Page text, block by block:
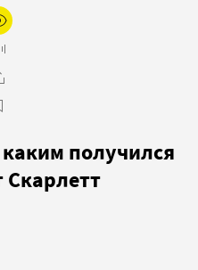
получился
Скарлетт